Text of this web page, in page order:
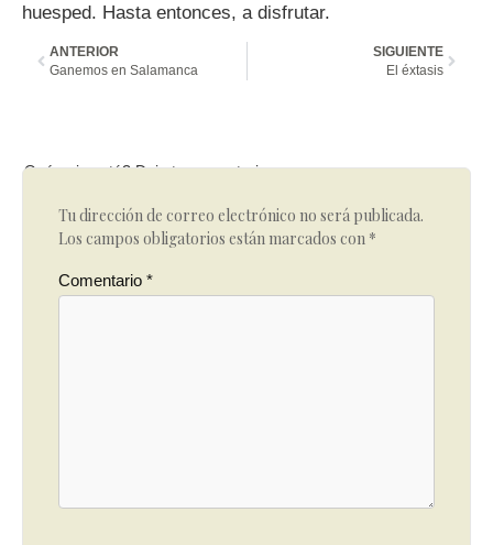
huesped. Hasta entonces, a disfrutar.
ANTERIOR
Ganemos en Salamanca
SIGUIENTE
El éxtasis
Qué opinas tú? Deja tu comentario
Tu dirección de correo electrónico no será publicada.
Los campos obligatorios están marcados con *
Comentario *